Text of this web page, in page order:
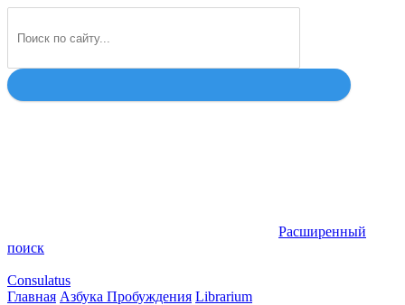
Расширенный
поиск
Consulatus
Главная Азбука Пробуждения Librarium